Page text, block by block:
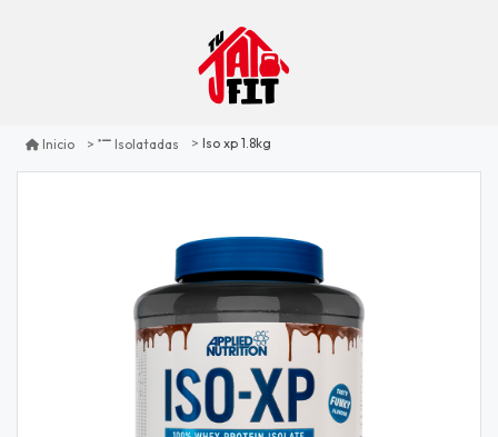
Inicio Isolatadas Iso xp 1.8kg